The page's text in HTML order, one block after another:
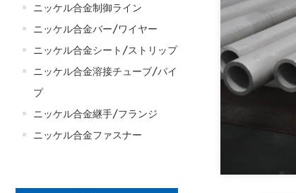
ニッケル合金制御ライン
ニッケル合金バー/ワイヤー
ニッケル合金シート/ストリップ
ニッケル合金溶接チューブ/パイ
プ
ニッケル合金継手/フランジ
ニッケル合金ファスナー